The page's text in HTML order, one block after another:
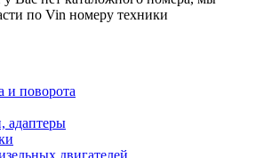
по Vin номеру техники
и поворота
адаптеры